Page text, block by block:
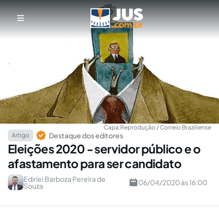
Capa:Reprodução / Correio Braziliense
Artigo
Destaque dos editores
Eleições 2020 - servidor público e o
afastamento para ser candidato
Edirlei Barboza Pereira de
Souza 06/04/2020 às 16:00